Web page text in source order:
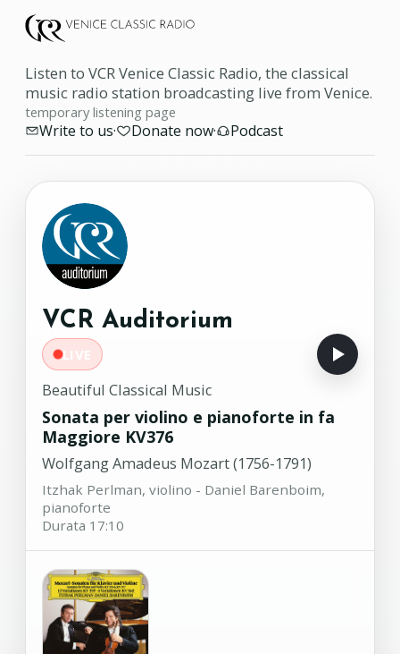
Listen to VCR Venice Classic Radio, the classical
music radio station broadcasting live from Venice.
temporary listening page
Write to us· Donate now· Podcast
VCR Auditorium
LIVE
Beautiful Classical Music
Sonata per violino e pianoforte in fa
Maggiore KV376
Wolfgang Amadeus Mozart (1756-1791)
Itzhak Perlman, violino - Daniel Barenboim,
pianoforte
Durata 17:10